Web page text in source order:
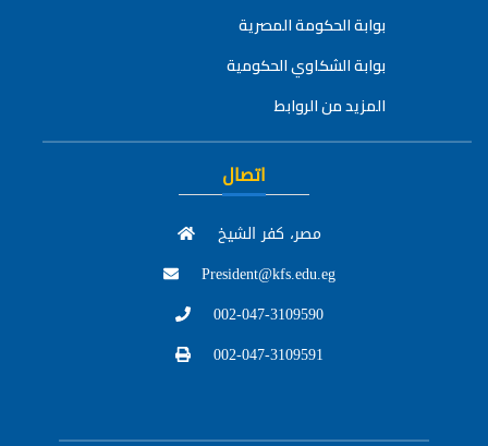
بوابة الحكومة المصرية
بوابة الشكاوي الحكومية
المزيد من الروابط
اتصال
مصر، كفر الشيخ
President@kfs.edu.eg
002-047-3109590
002-047-3109591